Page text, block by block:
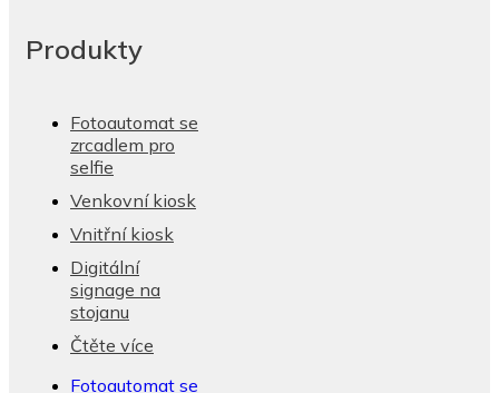
Produkty
Fotoautomat se
zrcadlem pro
selfie
Venkovní kiosk
Vnitřní kiosk
Digitální
signage na
stojanu
Čtěte více
Fotoautomat se